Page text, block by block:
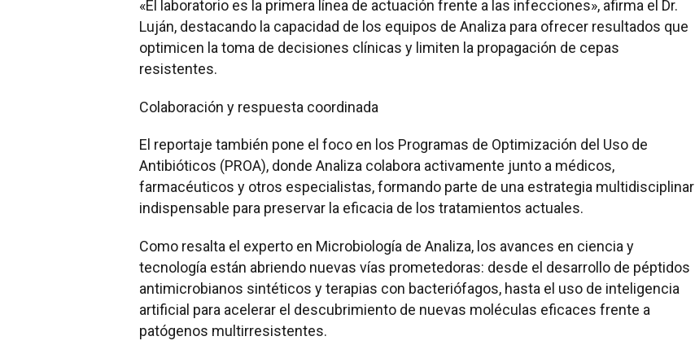
«El laboratorio es la primera línea de actuación frente a las infecciones», afirma el Dr.
Luján, destacando la capacidad de los equipos de Analiza para ofrecer resultados que
optimicen la toma de decisiones clínicas y limiten la propagación de cepas
resistentes.
Colaboración y respuesta coordinada
El reportaje también pone el foco en los Programas de Optimización del Uso de
Antibióticos (PROA), donde Analiza colabora activamente junto a médicos,
farmacéuticos y otros especialistas, formando parte de una estrategia multidisciplinar
indispensable para preservar la eficacia de los tratamientos actuales.
Como resalta el experto en Microbiología de Analiza, los avances en ciencia y
tecnología están abriendo nuevas vías prometedoras: desde el desarrollo de péptidos
antimicrobianos sintéticos y terapias con bacteriófagos, hasta el uso de inteligencia
artificial para acelerar el descubrimiento de nuevas moléculas eficaces frente a
patógenos multirresistentes.